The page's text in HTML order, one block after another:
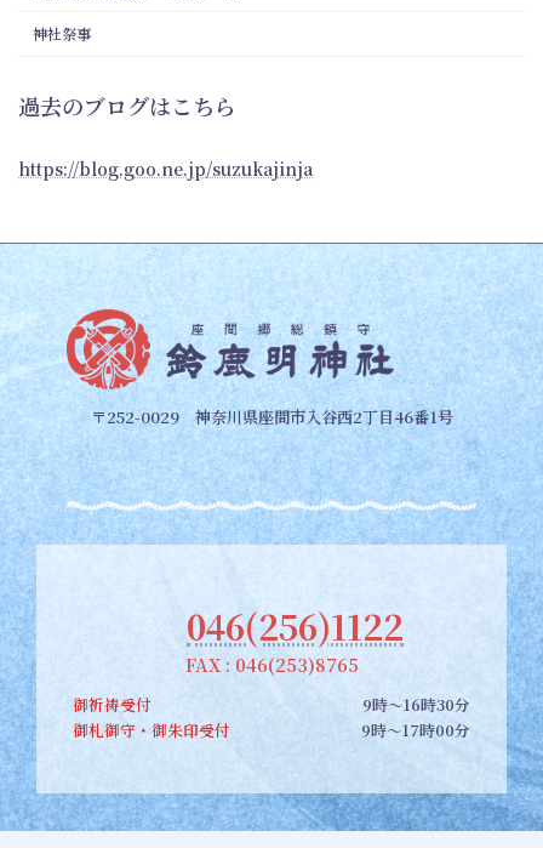
神社祭事
過去のブログはこちら
https://blog.goo.ne.jp/suzukajinja
〒252-0029 神奈川県座間市入谷西2丁目46番1号
046(256)1122
FAX : 046(253)8765
御祈祷受付
御札御守・御朱印受付
9時～16時30分
9時～17時00分